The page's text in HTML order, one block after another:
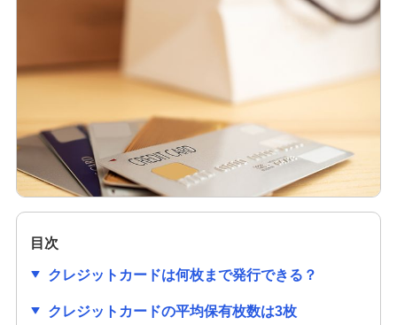
クレジットカードの年会費は？無料・有料のメリ
クレジットカードの作り方は？必要なものや初め
ての1枚を選ぶ際のポイントも解説
クレジットカードのセキュリティコードとは？役
割や確認方法、不正利用対策を解説
作り方、利用限度額についても解説
クレジットカードの審査項目は？時間や必要書
類、落ちる理由を解説
目次
クレジットカードは何枚まで発行できる？
クレジットカードの平均保有枚数は3枚